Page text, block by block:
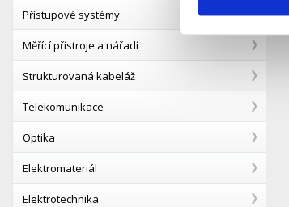
Přístupové systémy
Měřící přístroje a nářadí
Strukturovaná kabeláž
Telekomunikace
Optika
Elektromateriál
Elektrotechnika